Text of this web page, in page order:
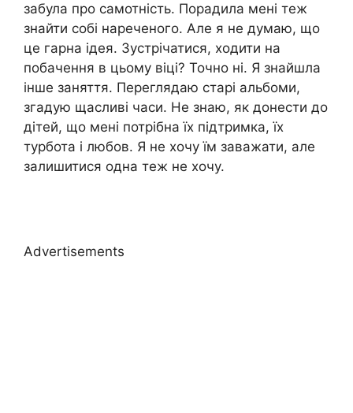
забула про самотність. Порадила мені теж
знайти собі нареченого. Але я не думаю, що
це гарна ідея. Зустрічатися, ходити на
побачення в цьому віці? Точно ні. Я знайшла
інше заняття. Переглядаю старі альбоми,
згадую щасливі часи. Не знаю, як донести до
дітей, що мені потрібна їх підтримка, їх
турбота і любов. Я не хочу їм заважати, але
залишитися одна теж не хочу.
Advertisements